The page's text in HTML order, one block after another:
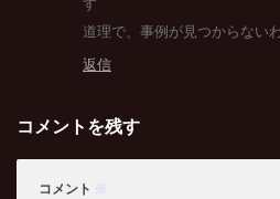
す
道理で、事例が見つからない
返信
コメントを残す
コメント ※